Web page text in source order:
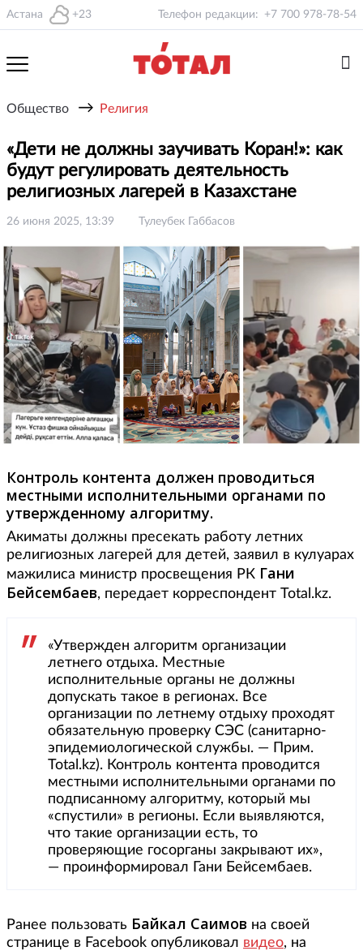
Астана +23 Телефон редакции: +7 700 978-78-54
Общество → Религия
«Дети не должны заучивать Коран!»: как
будут регулировать деятельность
религиозных лагерей в Казахстане
26 июня 2025, 13:39 Тулеубек Габбасов
Контроль контента должен проводиться
местными исполнительными органами по
утвержденному алгоритму.
Акиматы должны пресекать работу летних
религиозных лагерей для детей, заявил в кулуарах
мажилиса министр просвещения РК Гани
Бейсембаев, передает корреспондент Total.kz.
«Утвержден алгоритм организации
летнего отдыха. Местные
исполнительные органы не должны
допускать такое в регионах. Все
организации по летнему отдыху проходят
обязательную проверку СЭС (санитарно-
эпидемиологической службы. — Прим.
Total.kz). Контроль контента проводится
местными исполнительными органами по
подписанному алгоритму, который мы
«спустили» в регионы. Если выявляются,
что такие организации есть, то
проверяющие госорганы закрывают их»,
— проинформировал Гани Бейсембаев.
Ранее пользовать Байкал Саимов на своей
странице в Facebook опубликовал видео, на